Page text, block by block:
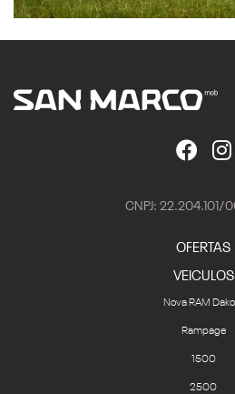
CNPJ: 22.204.101/
OFERTAS
VEICULOS
Nova RAM
Rampage
1500
2500